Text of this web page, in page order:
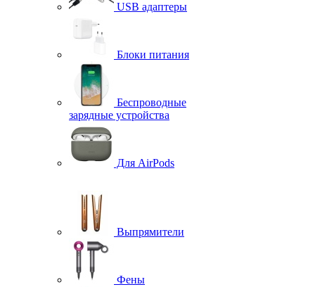
USB адаптеры
Блоки питания
Беспроводные
зарядные устройства
Для AirPods
Выпрямители
Фены